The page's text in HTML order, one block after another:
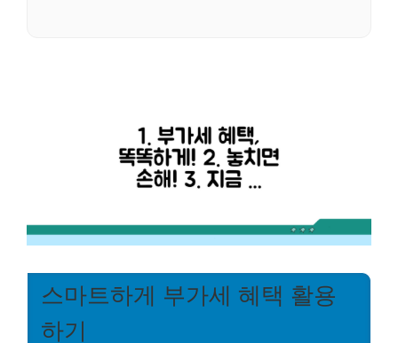
스마트하게 부가세 혜택 활용
하기